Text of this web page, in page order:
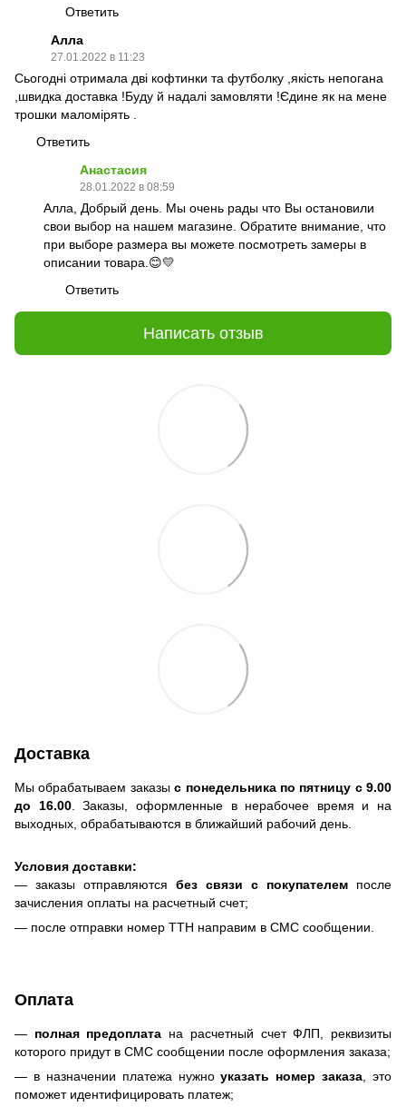
Ответить
Алла
27.01.2022 в 11:23
Сьогодні отримала дві кофтинки та футболку ,якість непогана
,швидка доставка !Буду й надалі замовляти !Єдине як на мене
трошки маломірять .
Ответить
Анастасия
28.01.2022 в 08:59
Алла, Добрый день. Мы очень рады что Вы остановили
свои выбор на нашем магазине. Обратите внимание, что
при выборе размера вы можете посмотреть замеры в
описании товара.😊💛
Ответить
Написать отзыв
Доставка
Мы обрабатываем заказыс понедельника по пятницу с 9.00
до 16.00. Заказы, оформленные в нерабочее время и на
выходных, обрабатываются в ближайший рабочий день.
Условия доставки:
— заказы отправляются без связи с покупателем после
зачисления оплаты на расчетный счет;
— после отправки номер ТТН направим в СМС сообщении.
Оплата
— полная предоплата на расчетный счет ФЛП, реквизиты
которого придут в СМС сообщении после оформления заказа;
— в назначении платежа нужноуказать номер заказа, это
поможет идентифицировать платеж;